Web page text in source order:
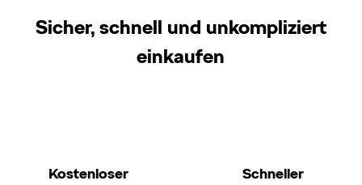
Sicher, schnell und unkompliziert
einkaufen
Kostenloser
Schneller